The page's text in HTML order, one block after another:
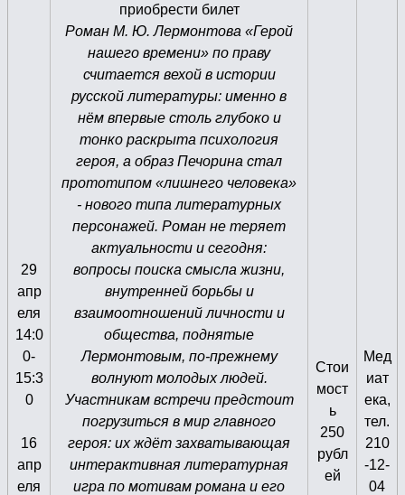
29
апр
еля
14:0
0-
15:3
0
16
апр
еля
приобрести билет
Роман М. Ю. Лермонтова «Герой
нашего времени» по праву
считается вехой в истории
русской литературы: именно в
нём впервые столь глубоко и
тонко раскрыта психология
героя, а образ Печорина стал
прототипом «лишнего человека»
- нового типа литературных
персонажей. Роман не теряет
актуальности и сегодня:
вопросы поиска смысла жизни,
внутренней борьбы и
взаимоотношений личности и
общества, поднятые
Лермонтовым, по-прежнему
волнуют молодых людей.
Участникам встречи предстоит
погрузиться в мир главного
героя: их ждёт захватывающая
интерактивная литературная
игра по мотивам романа и его
Стои
мост
ь
250
рубл
ей
Мед
иат
ека,
тел.
210
-12-
04